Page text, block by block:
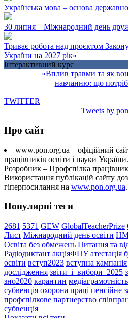
Українська мова – основа
30 липня – Міжнародний день
Триває робота над проєктом
України на 2027 рік»
Інтерактивний курс
«Вплив травми та як
навчанню: що
TWITTER
Tweets by
Про сайт
www.pon.org.ua – офіційний
працівників освіти і науки
Розробник – Профспілка
Використання публікацій сайту
гіперпосилання на www.pon.org.ua.
Популярні теги
2681 5371 GEW GlobalTeacherPrize
Лист Міжнародний день освіти
Освіта без обмежень Питання та
Радіодиктант акціяФПУ атестація
освіти вступ2023 вступна кампанія
дослідження звіти_і_вибори_2025
зно2020 карантин медіаграмотність
субвенція охорона праці пенсійне
профспілкове партнерство
субвенція